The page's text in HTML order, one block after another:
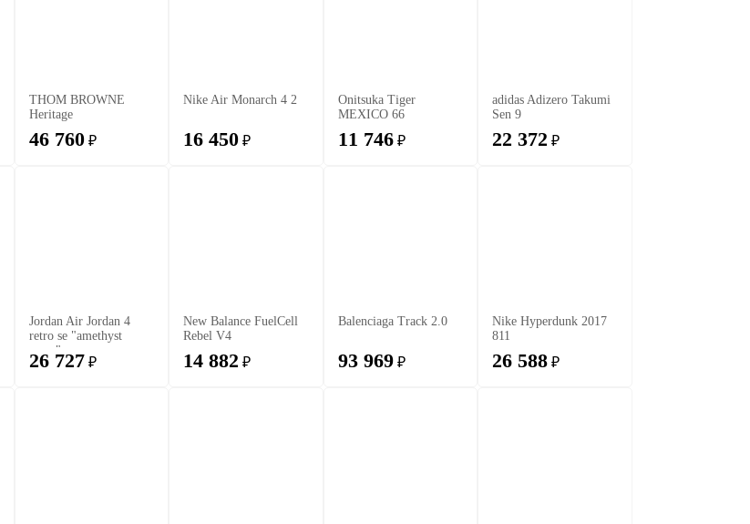
THOM BROWNE
Heritage
46 760₽
Nike Air Monarch 4 2
16 450 ₽
Onitsuka Tiger
MEXICO 66
11 746₽
adidas Adizero Takumi
Sen 9
22 372 ₽
Jordan Air Jordan 4
retro se "amethyst
wave"
26 727 ₽
New Balance FuelCell
Rebel V4
14 882 ₽
Balenciaga Track 2.0
93 969₽
Nike Hyperdunk 2017
811
26 588 ₽